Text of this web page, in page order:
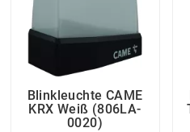
Blinkleuchte CAME
KRX Weiß (806LA-
0020)